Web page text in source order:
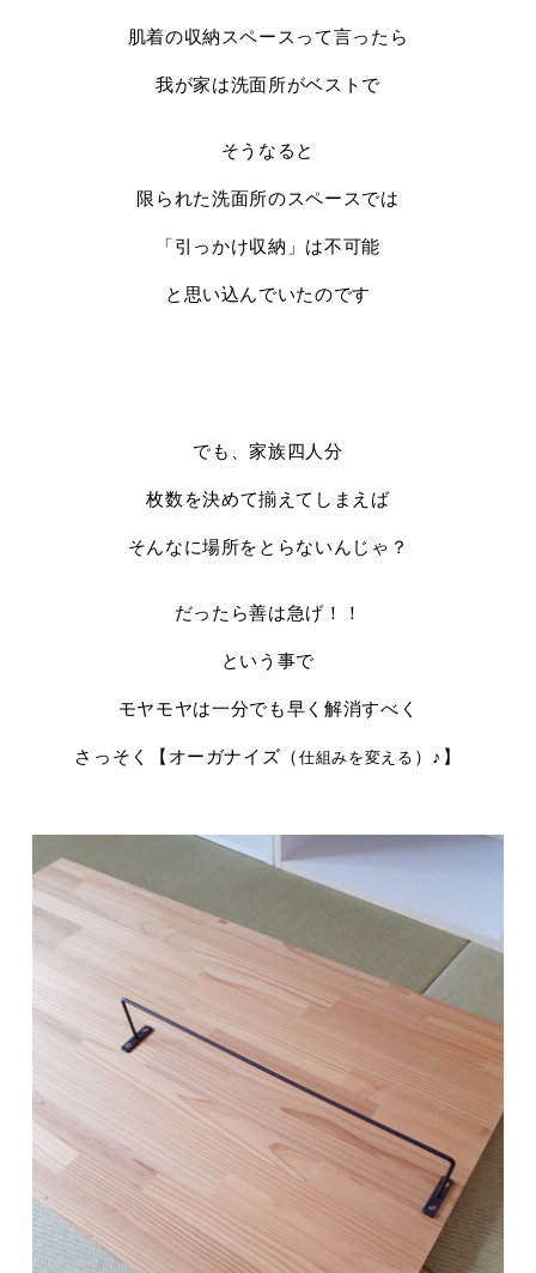
肌着の収納スペースって言ったら
我が家は洗面所がベストで
そうなると
限られた洗面所のスペースでは
「引っかけ収納」は不可能
と思い込んでいたのです
でも、家族四人分
枚数を決めて揃えてしまえば
そんなに場所をとらないんじゃ？
だったら善は急げ！！
という事で
モヤモヤは一分でも早く解消すべく
さっそく【オーガナイズ（仕組みを変える ）♪】